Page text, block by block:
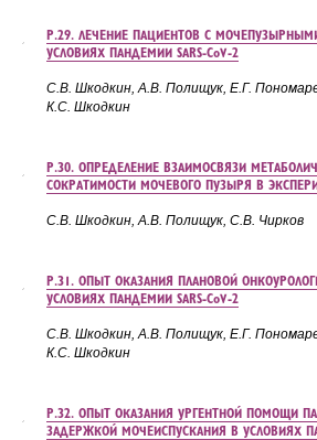
Р.29. ЛЕЧЕНИЕ ПАЦИЕНТОВ С
УСЛОВИЯХ ПАНДЕМИИ SARS-CоV-2
С.В. Шкодкин, А.В. Полищук, Е.Г.
К.С. Шкодкин
Р.30. ОПРЕДЕЛЕНИЕ ВЗАИМОСВЯЗИ
СОКРАТИМОСТИ МОЧЕВОГО ПУЗЫРЯ В
С.В. Шкодкин, А.В. Полищук, С.В. Чирков
Р.31. ОПЫТ ОКАЗАНИЯ ПЛАНОВОЙ
УСЛОВИЯХ ПАНДЕМИИ SARS-CоV-2
С.В. Шкодкин, А.В. Полищук, Е.Г.
К.С. Шкодкин
Р.32. ОПЫТ ОКАЗАНИЯ УРГЕНТНОЙ ПОМОЩИ
ЗАДЕРЖКОЙ МОЧЕИСПУСКАНИЯ В УСЛОВИЯХ